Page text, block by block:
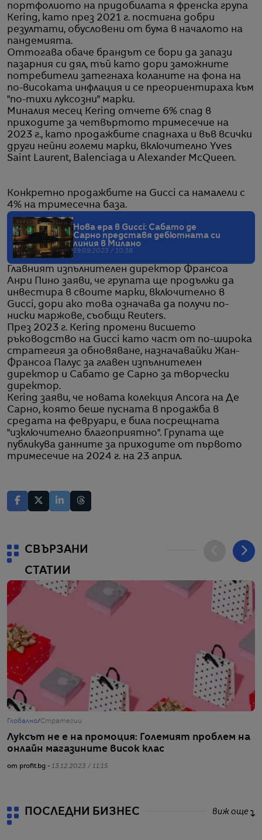
портфолиото на придобилата я френска група
Kering, като през 2021 г. постигна добри
резултати, обусловени от бума в началото на
пандемията.
Оттогава обаче брандът се бори да запази
пазарния си дял, тъй като дори заможните
потребители затегнаха коланите на фона на
по-високата инфлация и се преориентираха към
"по-тихи луксозни" марки.
Миналия месец Kering отчете 6% спад в
приходите за четвъртото тримесечие на
2023 г., като продажбите спаднаха и във всички
други нейни големи марки, включително Yves
Saint Laurent, Balenciaga и Alexander McQueen.
Конкретно продажбите на Gucci са намалели с
4% на тримесечна база.
Нова ера в Gucci: Сабато де
Сарно представя дебютната си
линия в Милано
19.09.2023 / 10:38
Главният изпълнителен директор Франсоа
Анри Пино заяви, че групата ще продължи да
инвестира в своите марки, включително в
Gucci, дори ако това означава да получи по-
ниски маржове, съобщи Reuters.
През 2023 г. Kering промени висшето
ръководство на Gucci като част от по-широка
стратегия за обновяване, назначaвайки Жан-
Франсоа Палус за главен изпълнителен
директор и Сабато де Сарно за творчески
директор.
Kering заяви, че новата колекция Ancora на Де
Сарно, която беше пусната в продажба в
средата на февруари, е била посрещната
"изключително благоприятно". Групата ще
публикува данните за приходите от първото
тримесечие на 2024 г. на 23 април.
СВЪРЗАНИ
СТАТИИ
Глобално/Стратегии
Луксът не е на промоция: Големият проблем на
онлайн магазините висок клас
от profit.bg - 13.12.2023 / 11:15
ПОСЛЕДНИ БИЗНЕС виж още